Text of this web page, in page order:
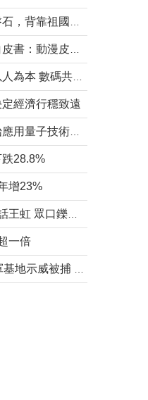
經濟行穩致遠
28.8%
增23%
一倍